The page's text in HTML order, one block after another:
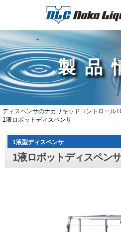
製品
ディスペンサのナカリキッドコントロール
1液ロボットディスペンサ
1液型ディスペンサ
1液ロボットディスペンサ